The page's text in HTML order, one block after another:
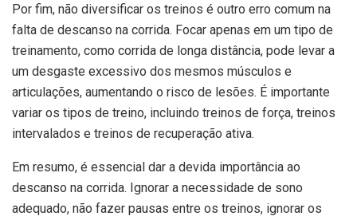
Por fim, não diversificar os treinos é outro erro comum na
falta de descanso na corrida. Focar apenas em um tipo de
treinamento, como corrida de longa distância, pode levar a
um desgaste excessivo dos mesmos músculos e
articulações, aumentando o risco de lesões. É importante
variar os tipos de treino, incluindo treinos de força, treinos
intervalados e treinos de recuperação ativa.
Em resumo, é essencial dar a devida importância ao
descanso na corrida. Ignorar a necessidade de sono
adequado, não fazer pausas entre os treinos, ignorar os